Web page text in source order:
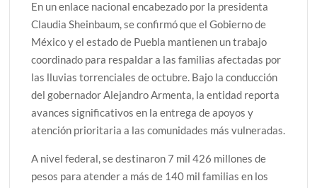
En un enlace nacional encabezado por la presidenta
Claudia Sheinbaum, se confirmó que el Gobierno de
México y el estado de Puebla mantienen un trabajo
coordinado para respaldar a las familias afectadas por
las lluvias torrenciales de octubre. Bajo la conducción
del gobernador Alejandro Armenta, la entidad reporta
avances significativos en la entrega de apoyos y
atención prioritaria a las comunidades más vulneradas.
A nivel federal, se destinaron 7 mil 426 millones de
pesos para atender a más de 140 mil familias en los